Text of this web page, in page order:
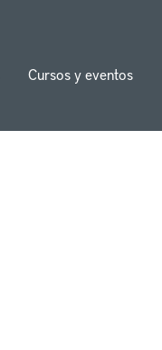
Cursos y eventos